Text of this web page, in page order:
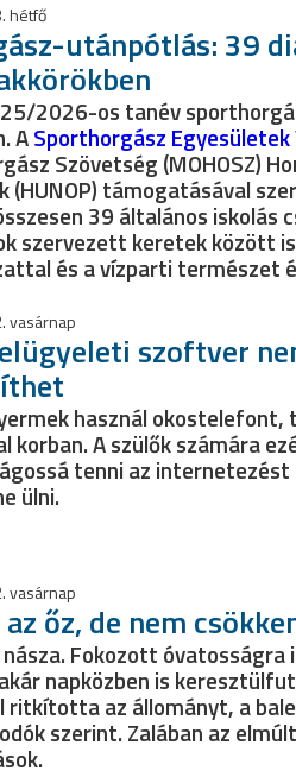
hétfő
utánpótlás: 39
2026-os tanév
ASporthorgász
Szövetség (MOHOSZ)
(HUNOP) támogatásával
39 általános iskolás
szervezett keretek között
és a vízparti természet
vasárnap
szoftver
használ
korban. A szülők számára
tenni az
ülni.
vasárnap
az őz, de nem
násza. Fokozott
napközben is
ritkította az állományt, a
szerint. Zalában az